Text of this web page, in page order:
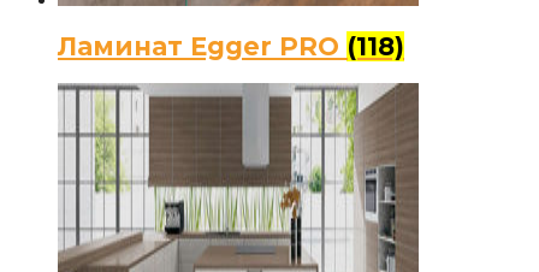
Ламинат Egger PRO (118)